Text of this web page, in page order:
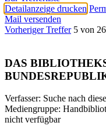
Detailanzeige drucken
Mail versenden
Vorheriger Treffer 5 von 26
DAS
Verfasser: Suche nach
Mediengruppe:
nicht verfügbar